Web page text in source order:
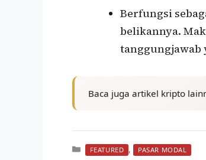
Berfungsi
belikannya.
tanggungjawab
Baca juga artikel kripto
Kategori
FEATURED , PASAR MODAL